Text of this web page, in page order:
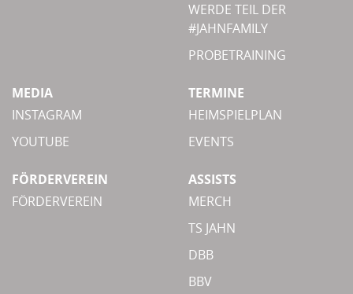
WERDE TEIL DER
#JAHNFAMILY
PROBETRAINING
MEDIA
INSTAGRAM
YOUTUBE
TERMINE
HEIMSPIELPLAN
EVENTS
FÖRDERVEREIN
FÖRDERVEREIN
ASSISTS
MERCH
TS JAHN
DBB
BBV